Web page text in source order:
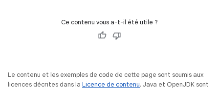
Ce contenu vous a-t-il été utile ?
Le contenu et les exemples de code de cette page sont soumis aux
licences décrites dans la Licence de contenu. Java et OpenJDK sont